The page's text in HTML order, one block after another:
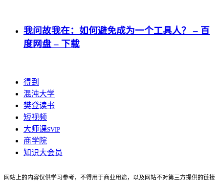
我问故我在：如何避免成为一个工具人？ – 百
度网盘 – 下载
得到
混沌大学
樊登读书
短视频
大师课SVIP
商学院
知识大会员
网站上的内容仅供学习参考，不得用于商业用途，以及网站不对第三方提供的链接